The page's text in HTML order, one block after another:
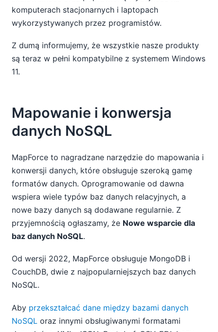
komputerach stacjonarnych i laptopach
wykorzystywanych przez programistów.
Z dumą informujemy, że wszystkie nasze produkty
są teraz w pełni kompatybilne z systemem Windows
11.
Mapowanie i konwersja
danych NoSQL
MapForce to nagradzane narzędzie do mapowania i
konwersji danych, które obsługuje szeroką gamę
formatów danych. Oprogramowanie od dawna
wspiera wiele typów baz danych relacyjnych, a
nowe bazy danych są dodawane regularnie. Z
przyjemnością ogłaszamy, że Nowe wsparcie dla
baz danych NoSQL.
Od wersji 2022, MapForce obsługuje MongoDB i
CouchDB, dwie z najpopularniejszych baz danych
NoSQL.
Aby przekształcać dane między bazami danych
NoSQL oraz innymi obsługiwanymi formatami